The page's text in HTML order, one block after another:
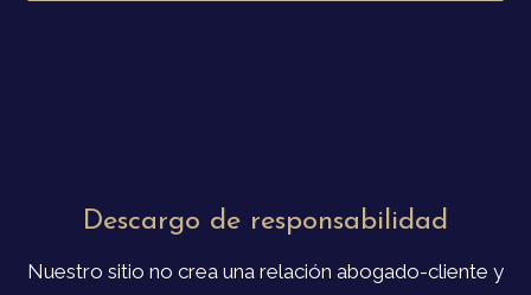
Descargo de responsabilidad
Nuestro sitio no crea una relación abogado-cliente y